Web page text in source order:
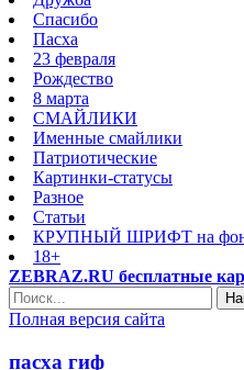
Спасибо
Пасха
23 февраля
Рождество
8 марта
СМАЙЛИКИ
Именные смайлики
Патриотические
Картинки-статусы
Разное
Cтатьи
КРУПНЫЙ ШРИФТ на
18+
ZEBRAZ.RU бесплатные
Полная версия сайта
пасха гиф